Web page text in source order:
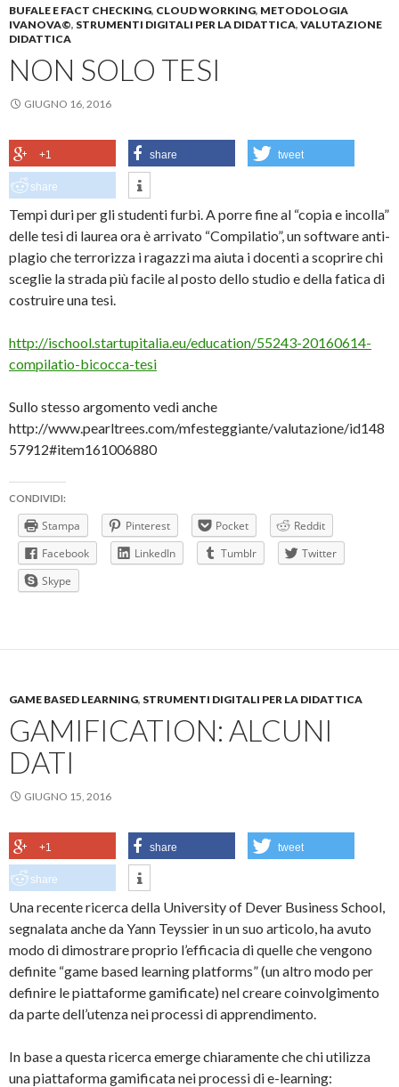
BUFALE E FACT CHECKING, CLOUD WORKING, METODOLOGIA
IVANOVA©, STRUMENTI DIGITALI PER LA DIDATTICA, VALUTAZIONE
DIDATTICA
NON SOLO TESI
GIUGNO 16, 2016
+1 share tweet
share
Tempi duri per gli studenti furbi. A porre fine al “copia e incolla”
delle tesi di laurea ora è arrivato “Compilatio”, un software anti-
plagio che terrorizza i ragazzi ma aiuta i docenti a scoprire chi
sceglie la strada più facile al posto dello studio e della fatica di
costruire una tesi.
http://ischool.startupitalia.eu/education/55243-20160614-
compilatio-bicocca-tesi
Sullo stesso argomento vedi anche
http://www.pearltrees.com/mfesteggiante/valutazione/id148
57912#item161006880
CONDIVIDI:
Stampa Pinterest Pocket
Reddit
Facebook
LinkedIn Tumblr
Twitter
Skype
GAME BASED LEARNING, STRUMENTI DIGITALI PER LA DIDATTICA
GAMIFICATION: ALCUNI
DATI
GIUGNO 15, 2016
+1 share tweet
share
Una recente ricerca della University of Dever Business School,
segnalata anche da Yann Teyssier in un suo articolo, ha avuto
modo di dimostrare proprio l’efficacia di quelle che vengono
definite “game based learning platforms” (un altro modo per
definire le piattaforme gamificate) nel creare coinvolgimento
da parte dell’utenza nei processi di apprendimento.
In base a questa ricerca emerge chiaramente che chi utilizza
una piattaforma gamificata nei processi di e-learning: